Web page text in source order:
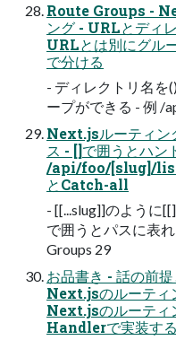
Route Groups -
ング - URLとディ
URLとは別にグル
で分ける
- ディレクトリ名を
ープができる - 例 /
Next.jsルーティン
ス - []で囲うとハン
/api/foo/[slug]/list
とCatch-all
- [[...slug]]のように
で囲うとパスに表
Groups 29
お品書き - 話の前
Next.jsのルーティ
Next.jsのルーティ
Handlerで実装す